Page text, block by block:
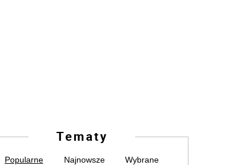
Tematy
Popularne Najnowsze Wybrane